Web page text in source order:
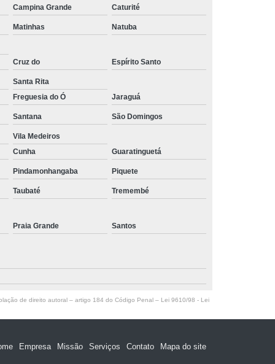
Campina Grande Caturité
Matinhas Natuba
Cruz do Espírito Santo
Santa Rita
Freguesia do Ó Jaraguá
Santana São Domingos
Vila Medeiros
Cunha Guaratinguetá
Pindamonhangaba Piquete
Taubaté Tremembé
Praia Grande Santos
de direito autoral – artigo 184 do Código Penal – Lei 9610/98 - Lei
Empresa Missão Serviços Contato Mapa do site